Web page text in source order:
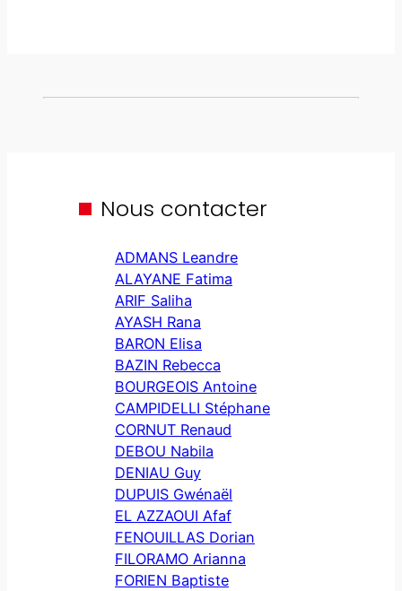
Nous contacter
ADMANS Leandre
ALAYANE Fatima
ARIF Saliha
AYASH Rana
BARON Elisa
BAZIN Rebecca
BOURGEOIS Antoine
CAMPIDELLI Stéphane
CORNUT Renaud
DEBOU Nabila
DENIAU Guy
DUPUIS Gwénaël
EL AZZAOUI Afaf
FENOUILLAS Dorian
FILORAMO Arianna
FORIEN Baptiste